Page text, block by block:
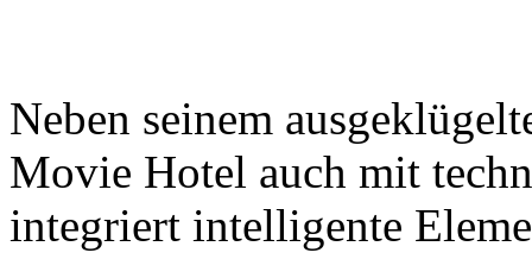
Neben seinem
Movie Hotel auch mit
integriert intelligente